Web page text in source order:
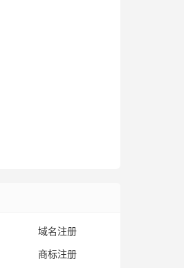
域名注册
商标注册